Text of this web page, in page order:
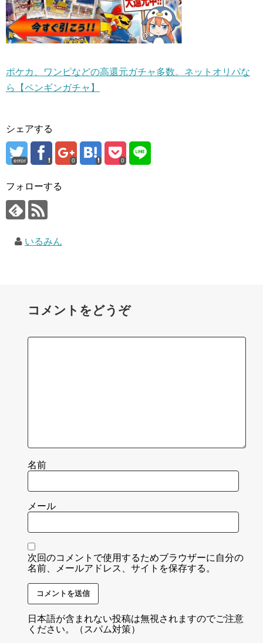
ポケカ、ワンピなどの高還元ガチャ多数。ネットオリパな
ら【ペンギンガチャ】
シェアする
error 0 0
フォローする
いるみん
コメントをどうぞ
名前
メール
次回のコメントで使用するためブラウザーに自分の
名前、メールアドレス、サイトを保存する。
日本語が含まれない投稿は無視されますのでご注意
ください。（スパム対策）